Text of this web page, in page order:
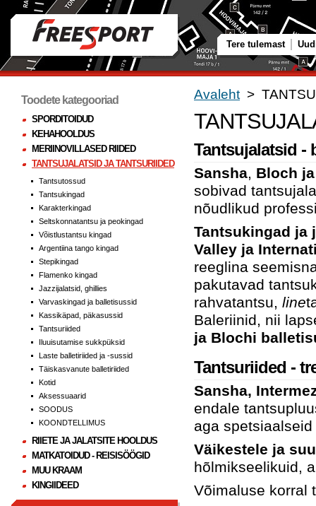
Tere tulemast
Avaleht >
Tantsujalatsid -
Sansha, Bloch
sobivad
nõudlikud
Tantsukingad
Valley ja
reeglina
pakutavad
rahvatantsu, line
Baleriinid, nii
ja Blochi
Tantsuriided -
Sansha,
endale
aga
Väikestele ja
hõlmikseelikuid,
Võimaluse korral
Toodete kategooriad
SPORDITOIDUD
KEHAHOOLDUS
MERIINOVILLASED RIIDED
TANTSUJALATSID JA TANTSURIIDED
Tantsutossud
Tantsukingad
Karakterkingad
Seltskonnatantsu ja peokingad
Võistlustantsu kingad
Argentiina tango kingad
Stepikingad
Flamenko kingad
Jazzijalatsid, ghillies
Varvaskingad ja balletisussid
Kassikäpad, päkasussid
Tantsuriided
Iluuisutamise sukkpüksid
Laste balletiriided ja -sussid
Täiskasvanute balletiriided
Kotid
Aksessuaarid
SOODUS
KOONDTELLIMUS
RIIETE JA JALATSITE HOOLDUS
MATKATOIDUD - REISISÖÖGID
MUU KRAAM
KINGIIDEED